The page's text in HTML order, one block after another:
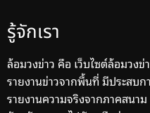
รู้จักเรา
ล้อมวงข่าว คือ เว็บไซต์ล้อมวง
รายงานข่าวจากพื้นที่ มีประสบ
รายงานความจริงจากภาคสนา